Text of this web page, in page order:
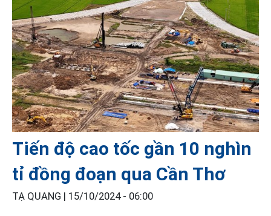
Tiến độ cao tốc gần 10 nghìn
tỉ đồng đoạn qua Cần Thơ
TẠ QUANG | 15/10/2024 - 06:00